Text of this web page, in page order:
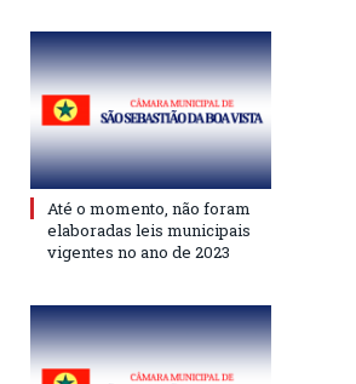
Até o momento, não foram
elaboradas leis municipais
vigentes no ano de 2023